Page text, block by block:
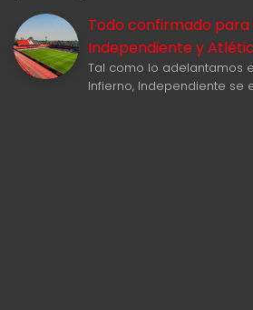
Todo confirmado
Independiente y
Tal como lo adelantamos
Infierno, Independiente se